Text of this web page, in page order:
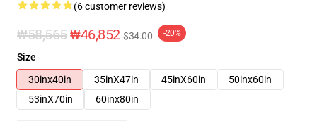
(6 customer reviews)
₩58,565₩46,852 $34.00 -20%
Size
30inx40in
35inX47in 45inX60in
50inx60in
53inX70in
60inx80in